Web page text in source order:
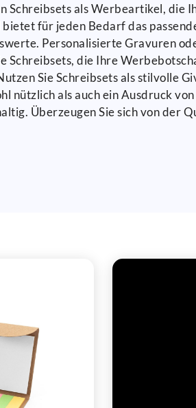
Schreibsets als Werbeartikel,
für jeden Bedarf das
Personalisierte Gravuren
Schreibsets, die Ihre
Sie Schreibsets als stilvolle
nützlich als auch ein Ausdruck
Überzeugen Sie sich von der